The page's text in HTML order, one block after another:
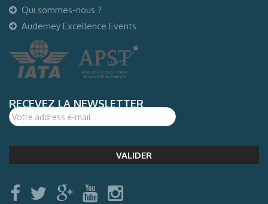
Qui sommes-nous ?
Auderney Excellence Events
RECEVEZ LA NEWSLETTER